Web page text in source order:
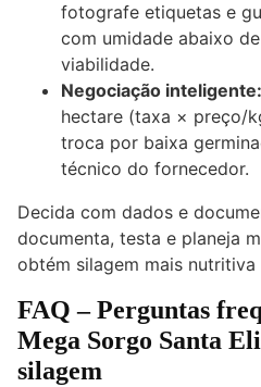
fotografe etiquetas e
com umidade abaixo de
viabilidade.
Negociação inteligente:
hectare (taxa × preço/
troca por baixa
técnico do fornecedor.
Decida com dados e
documenta, testa e planeja
obtém silagem mais nutritiva
FAQ – Perguntas
Mega Sorgo Santa
silagem